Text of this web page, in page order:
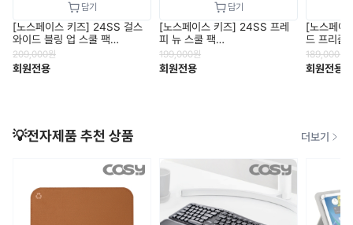
[노스페이스 키즈] 24SS 걸스
와이드 블링 업 스쿨 팩
NM2DQ03_KIDS
209,000원
회원전용
[노스페이스 키즈] 24SS 프레
피 뉴 스쿨 팩
NM2DQ04_KIDS
199,000원
회원전용
[노스페이
드 프리즘
189,000원
회원전용
💡전자제품 추천 상품 더보기